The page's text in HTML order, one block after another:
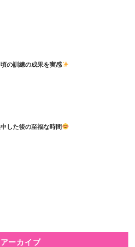
頃の訓練の成果を実感
した後の至福な時間
アーカイブ